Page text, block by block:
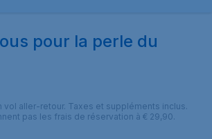
pour la perle du
vol aller-retour. Taxes et suppléments inclus.
pas les frais de réservation à € 29,90.